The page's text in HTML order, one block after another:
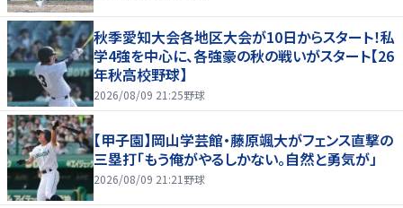
秋季愛知大会各地区大会が10日からスタート！私
学4強を中心に、各強豪の秋の戦いがスタート【26
年秋高校野球】
2026/08/09 21:25野球
【甲子園】岡山学芸館・藤原颯大がフェンス直撃の
三塁打「もう俺がやるしかない。自然と勇気が」
2026/08/09 21:21 野球